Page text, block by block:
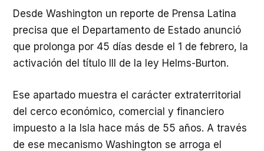
Desde Washington un reporte de Prensa Latina
precisa que el Departamento de Estado anunció
que prolonga por 45 días desde el 1 de febrero, la
activación del título III de la ley Helms-Burton.
Ese apartado muestra el carácter extraterritorial
del cerco económico, comercial y financiero
impuesto a la Isla hace más de 55 años. A través
de ese mecanismo Washington se arroga el